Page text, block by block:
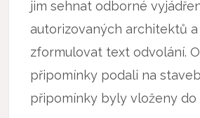
jim sehnat odborné
autorizovaných architektů
zformulovat text odvolání.
připomínky podali na
připomínky byly vloženy do